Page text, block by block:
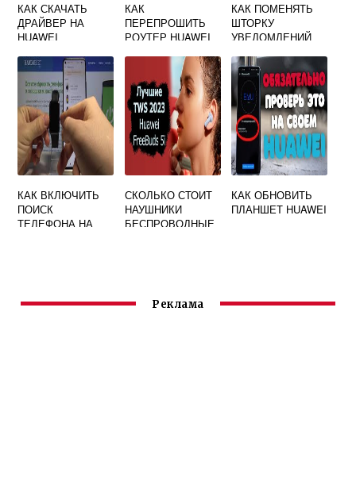
КАК СКАЧАТЬ
ДРАЙВЕР НА
HUAWEI
КАК
ПЕРЕПРОШИТЬ
РОУТЕР HUAWEI
КАК ПОМЕНЯТЬ
ШТОРКУ
УВЕДОМЛЕНИЙ
КАК ВКЛЮЧИТЬ
ПОИСК
ТЕЛЕФОНА НА
СКОЛЬКО СТОИТ
НАУШНИКИ
БЕСПРОВОДНЫЕ
КАК ОБНОВИТЬ
ПЛАНШЕТ HUAWEI
Реклама